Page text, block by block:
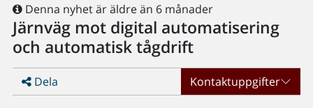
Denna nyhet är äldre än 6 månader
Järnväg mot digital automatisering
och automatisk tågdrift
Dela Kontaktuppgifter